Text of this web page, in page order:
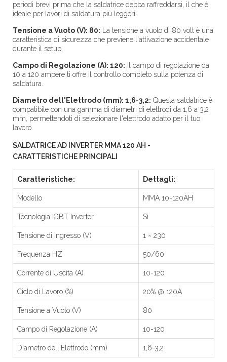
periodi brevi prima che la saldatrice debba raffreddarsi, il che è
ideale per lavori di saldatura più leggeri.
Tensione a Vuoto (V): 80: La tensione a vuoto di 80 volt è una
caratteristica di sicurezza che previene l'attivazione accidentale
durante il setup.
Campo di Regolazione (A): 120: Il campo di regolazione da
10 a 120 ampere ti offre il controllo completo sulla potenza di
saldatura.
Diametro dell'Elettrodo (mm): 1,6-3,2: Questa saldatrice è
compatibile con una gamma di diametri di elettrodi da 1,6 a 3,2
mm, permettendoti di selezionare l'elettrodo adatto per il tuo
lavoro.
SALDATRICE AD INVERTER MMA 120 AH -
CARATTERISTICHE PRINCIPALI
Caratteristiche: Dettagli:
Modello MMA 10-120AH
Tecnologia IGBT Inverter Sì
Tensione di Ingresso (V) 1 ~ 230
Frequenza HZ 50/60
Corrente di Uscita (A) 10-120
Ciclo di Lavoro (%) 20% @ 120A
Tensione a Vuoto (V) 80
Campo di Regolazione (A) 10-120
Diametro dell'Elettrodo (mm) 1,6-3,2